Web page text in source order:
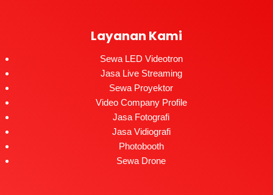
Layanan Kami
Sewa LED Videotron
Jasa Live Streaming
Sewa Proyektor
Video Company Profile
Jasa Fotografi
Jasa Vidiografi
Photobooth
Sewa Drone